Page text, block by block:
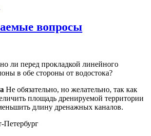
вопросы
ли перед прокладкой линейного
в обе стороны от водостока?
Не обязательно, но желательно, так как
площадь дренируемой территории
длину дренажных каналов.
Петербург